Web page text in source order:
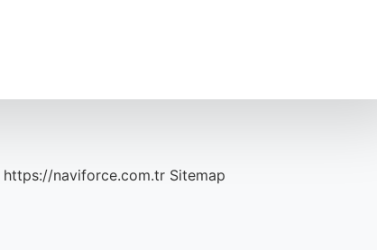
https://naviforce.com.tr Sitemap